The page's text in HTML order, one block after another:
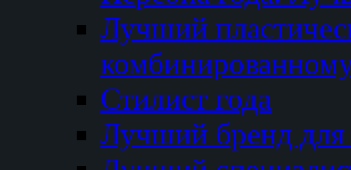
Лучший
Стилист года
Лучший бренд